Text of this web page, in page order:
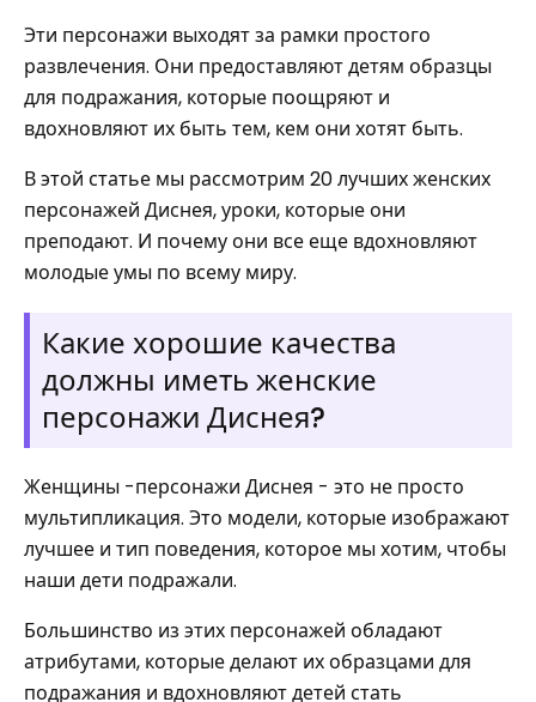
Эти персонажи выходят за рамки простого
развлечения. Они предоставляют детям образцы
для подражания, которые поощряют и
вдохновляют их быть тем, кем они хотят быть.
В этой статье мы рассмотрим 20 лучших женских
персонажей Диснея, уроки, которые они
преподают. И почему они все еще вдохновляют
молодые умы по всему миру.
Какие хорошие качества
должны иметь женские
персонажи Диснея?
Женщины -персонажи Диснея - это не просто
мультипликация. Это модели, которые изображают
лучшее и тип поведения, которое мы хотим, чтобы
наши дети подражали.
Большинство из этих персонажей обладают
атрибутами, которые делают их образцами для
подражания и вдохновляют детей стать